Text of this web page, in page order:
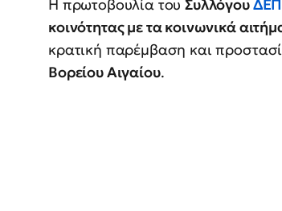
Η πρωτοβουλία τουΣυλλόγουΔΕΠ
κοινότητας με τα κοινωνικά
κρατική παρέμβαση και
Βορείου Αιγαίου.